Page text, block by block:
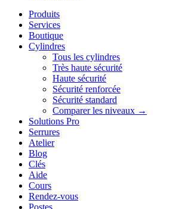
Produits
Services
Boutique
Cylindres
Tous les cylindres
Très haute sécurité
Haute sécurité
Sécurité renforcée
Sécurité standard
Comparer les niveaux →
Solutions Pro
Serrures
Atelier
Blog
Clés
Aide
Cours
Rendez-vous
Postes